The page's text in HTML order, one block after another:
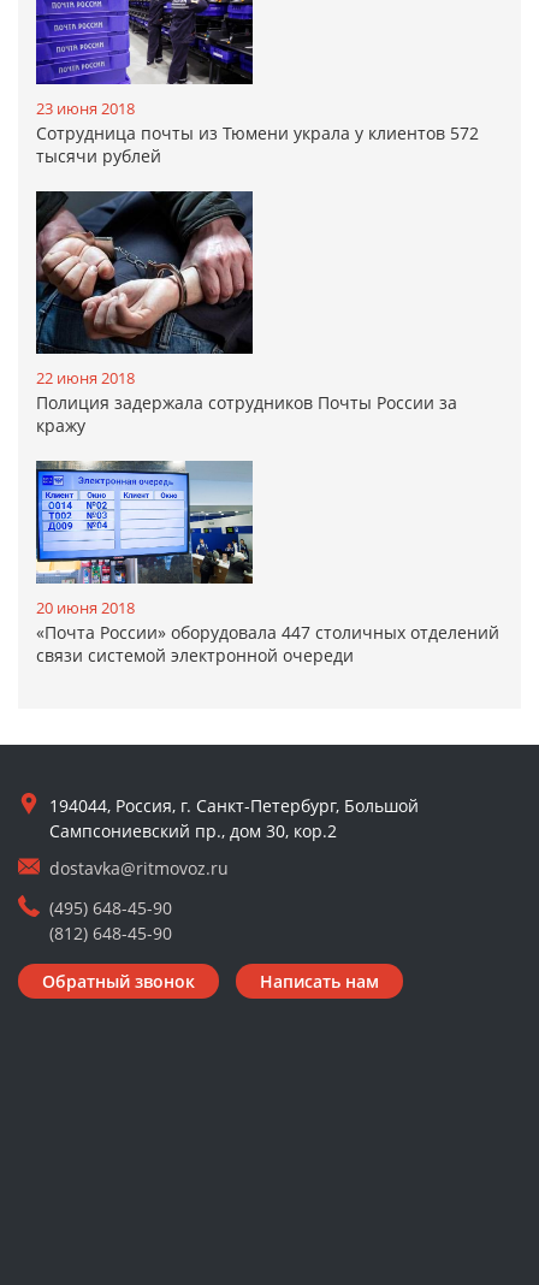
23 июня 2018
Сотрудница почты из Тюмени украла у клиентов 572
тысячи рублей
22 июня 2018
Полиция задержала сотрудников Почты России за
кражу
20 июня 2018
«Почта России» оборудовала 447 столичных отделений
связи системой электронной очереди
194044, Россия, г. Санкт-Петербург, Большой
Сампсониевский пр., дом 30, кор.2
dostavka@ritmovoz.ru
(495) 648-45-90
(812) 648-45-90
Обратный звонок Написать нам